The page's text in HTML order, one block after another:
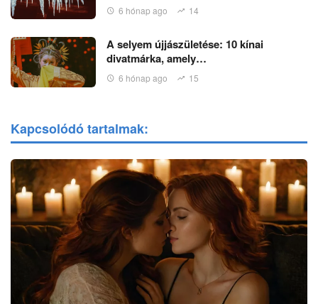
6 hónap ago 14
A selyem újjászületése: 10 kínai
divatmárka, amely…
6 hónap ago 15
Kapcsolódó tartalmak: